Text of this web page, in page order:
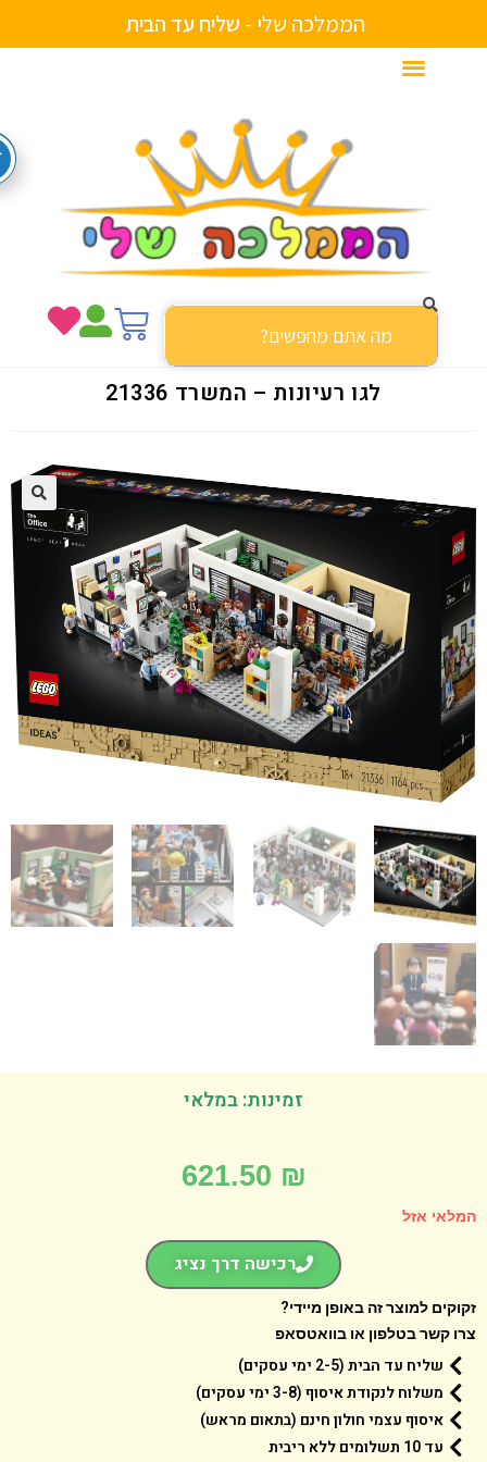
הממלכה שלי -ש לי חעד הבי ת
לגו רעיונות – המשרד 21336
זמינות: במלאי
621.50
אזל
רכישה דרך נציג
למוצר זה באופן מיידי?
קשר בטלפון או בוואטסאפ
שליח עד הבית (2-5 ימי עסקים)
משלוח לנקודת איסוף (3-8 ימי עסקים)
איסוף עצמי חולון חינם (בתאום מראש)
עד 10 תשלומים ללא ריבית